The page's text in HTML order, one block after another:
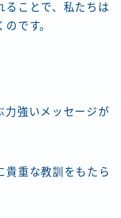
ることで、私たちは
です。
力強いメッセージが
貴重な教訓をもたら